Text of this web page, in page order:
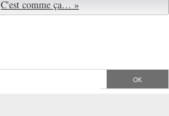
C'est comme ça… »